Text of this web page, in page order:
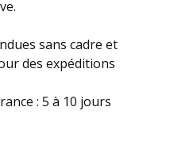
sans cadre et
des expéditions
: 5 à 10 jours